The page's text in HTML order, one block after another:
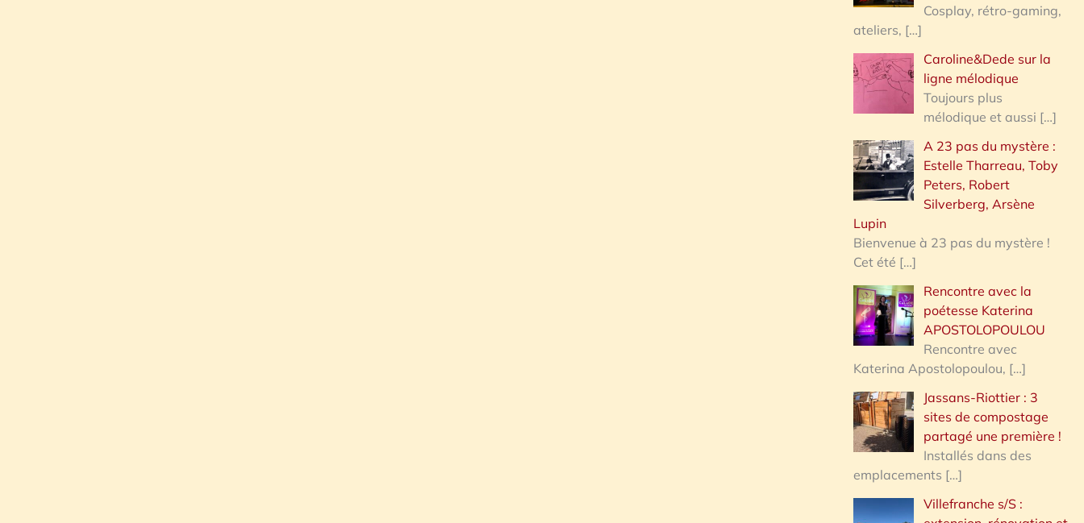
Cosplay, rétro-gaming,
ateliers, […]
Caroline&Dede sur la
ligne mélodique
Toujours plus
mélodique et aussi […]
A 23 pas du mystère :
Estelle Tharreau, Toby
Peters, Robert
Silverberg, Arsène
Lupin
Bienvenue à 23 pas du mystère !
Cet été […]
Rencontre avec la
poétesse Katerina
APOSTOLOPOULOU
Rencontre avec
Katerina Apostolopoulou, […]
Jassans-Riottier : 3
sites de compostage
partagé une première !
Installés dans des
emplacements […]
Villefranche s/S :